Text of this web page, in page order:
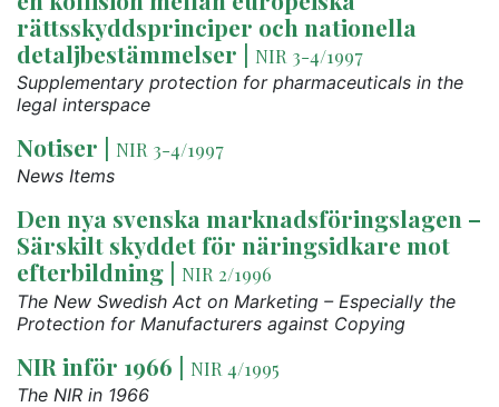
rättsskyddsprinciper och nationella
detaljbestämmelser | NIR 3-4/1997
Supplementary protection for pharmaceuticals in the
legal interspace
Notiser | NIR 3-4/1997
News Items
Den nya svenska marknadsföringslagen –
Särskilt skyddet för näringsidkare mot
efterbildning | NIR 2/1996
The New Swedish Act on Marketing – Especially the
Protection for Manufacturers against Copying
NIR inför 1966 | NIR 4/1995
The NIR in 1966